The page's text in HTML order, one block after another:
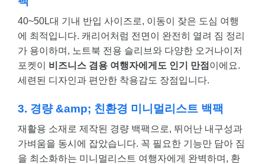
40~50L대 기내 반입 사이즈로, 이동이 잦은 도심 여행
에 최적입니다. 캐리어처럼 전면이 완전히 열려 짐 정리
가 용이하며, 노트북 전용 슬리브와 다양한 오거나이저
포켓이 비즈니스 겸용 여행자에게도 인기 만점 이에요.
세련된 디자인과 편안한 착용감도 장점입니다.
3. 경량 &amp; 친환경 미니멀리스트 백팩
재활용 소재로 제작된 경량 백팩으로, 뛰어난 내구성과
가벼움을 동시에 잡았습니다. 꼭 필요한 기능만 담아 짐
을 최소화하는 미니멀리스트 여행자에게 완벽하며, 환